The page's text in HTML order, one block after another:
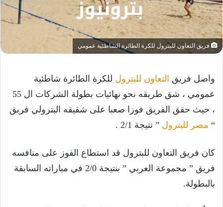
فريق التعاون للبترول للكرة الطائرة الشاطئية عمومي
واصل فريق التعاون للبترول للكرة الطائرة شاطئية
عمومي ، شق طريقه نحو نهائيات بطولة الشركات ال 55
، حيث حقق الفريق فوزا صعبا على شقيقه البترولي فريق
“ مصر للبترول ” نتيجة 2/1 .
كان فريق التعاون للبترول قد استطاع الفوز على منافسه
فريق ” مجموعة العربي ” بنتيجة 2/0 في مباراته السابقة
بالبطولة.